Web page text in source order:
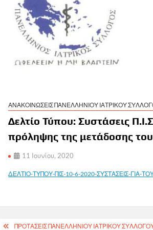
ΑΝΑΚΟΙΝΩΣΕΙΣ ΠΑΝΕΛΛΗΝΙΟΥ ΙΑΤΡΙΚΟΥ
Δελτίο Τύπου: Συστάσεις
πρόληψης της μετάδοσης
11 Ιουνίου, 2020
ΔΕΛΤΙΟ-ΤΥΠΟΥ-ΠΙΣ-10-6-2020-ΣΥΣΤΑΣΕΙΣ-ΓΙΑ-
Πλοήγηση
ΠΡΟΤΑΣΕΙΣ ΠΑΝΕΛΛΗΝΙΟΥ ΙΑΤΡΙΚΟΥ